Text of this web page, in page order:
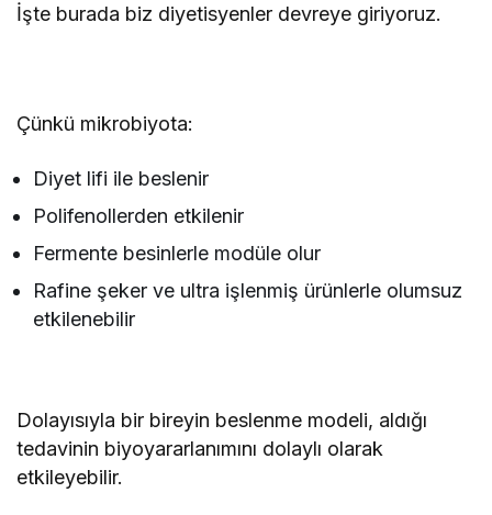
İşte burada biz diyetisyenler devreye giriyoruz.
Çünkü mikrobiyota:
Diyet lifi ile beslenir
Polifenollerden etkilenir
Fermente besinlerle modüle olur
Rafine şeker ve ultra işlenmiş ürünlerle olumsuz
etkilenebilir
Dolayısıyla bir bireyin beslenme modeli, aldığı
tedavinin biyoyararlanımını dolaylı olarak
etkileyebilir.